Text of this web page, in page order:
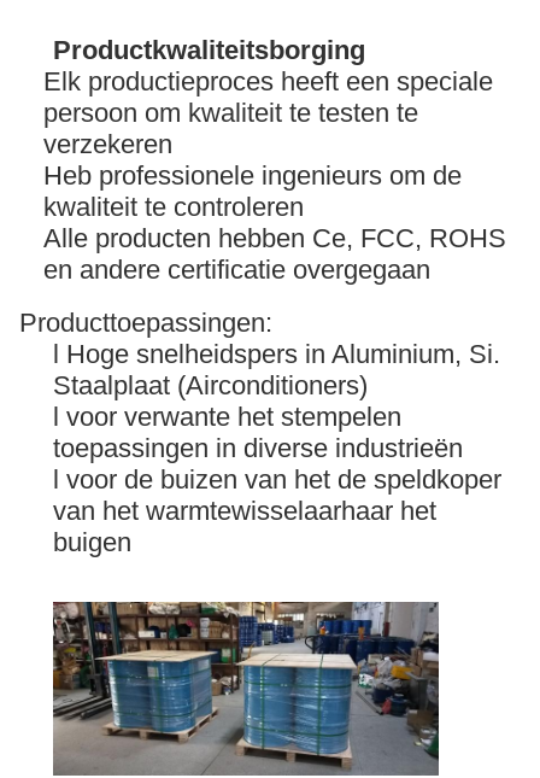
Productkwaliteitsborging
Elk productieproces heeft een speciale
persoon om kwaliteit te testen te
verzekeren
Heb professionele ingenieurs om de
kwaliteit te controleren
Alle producten hebben Ce, FCC, ROHS
en andere certificatie overgegaan
Producttoepassingen:
l Hoge snelheidspers in Aluminium, Si.
Staalplaat (Airconditioners)
l voor verwante het stempelen
toepassingen in diverse industrieën
l voor de buizen van het de speldkoper
van het warmtewisselaarhaar het
buigen